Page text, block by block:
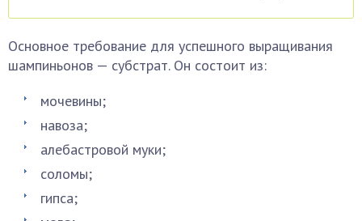
Основное требование для успешного выращивания
шампиньонов — субстрат. Он состоит из:
мочевины;
навоза;
алебастровой муки;
соломы;
гипса;